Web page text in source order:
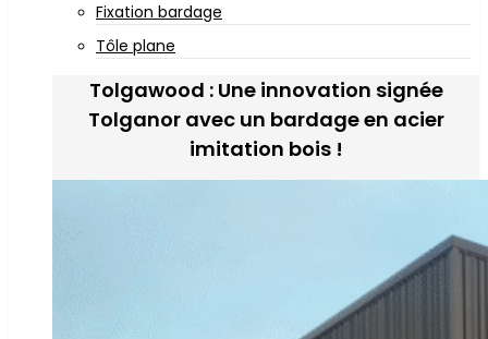
Fixation bardage
Tôle plane
Tolgawood : Une innovation signée
Tolganor avec un bardage en acier
imitation bois !